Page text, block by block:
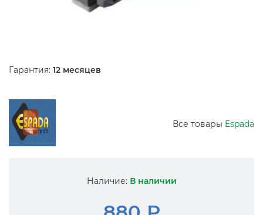
Гарантия: 12 месяцев
Все товары Espada
Наличие: В наличии